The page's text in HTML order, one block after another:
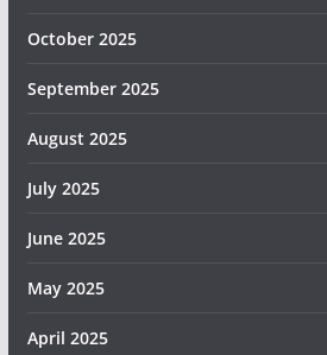
October 2025
September 2025
August 2025
July 2025
June 2025
May 2025
April 2025